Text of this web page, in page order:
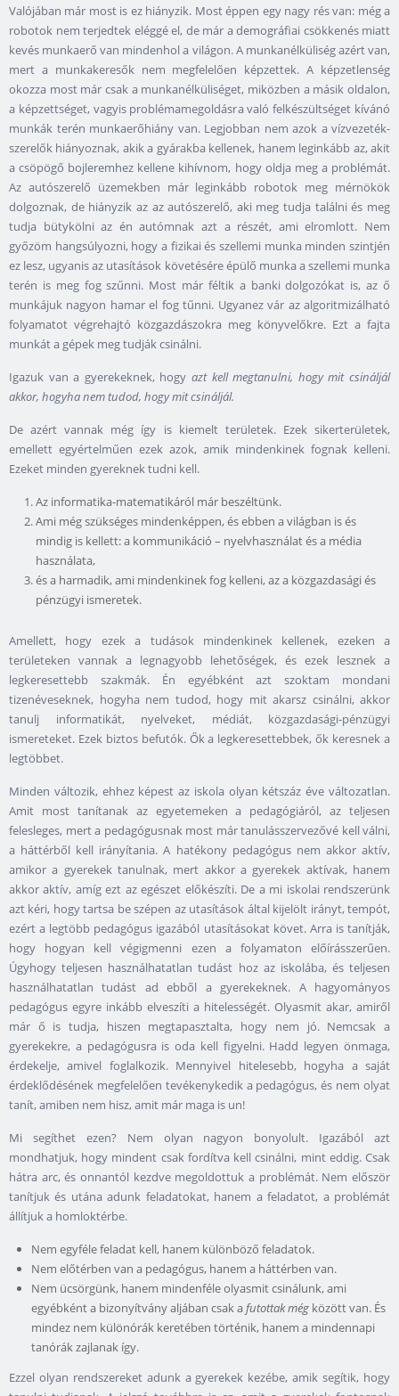
Valójában már most is ez hiányzik. Most éppen egy nagy rés van: még a
robotok nem terjedtek eléggé el, de már a demográfiai csökkenés miatt
kevés munkaerő van mindenhol a világon. A munkanélküliség azért van,
mert a munkakeresők nem megfelelően képzettek. A képzetlenség
okozza most már csak a munkanélküliséget, miközben a másik oldalon,
a képzettséget, vagyis problémamegoldásra való felkészültséget kívánó
munkák terén munkaerőhiány van. Legjobban nem azok a vízvezeték-
szerelők hiányoznak, akik a gyárakba kellenek, hanem leginkább az, akit
a csöpögő bojleremhez kellene kihívnom, hogy oldja meg a problémát.
Az autószerelő üzemekben már leginkább robotok meg mérnökök
dolgoznak, de hiányzik az az autószerelő, aki meg tudja találni és meg
tudja bütykölni az én autómnak azt a részét, ami elromlott. Nem
győzöm hangsúlyozni, hogy a fizikai és szellemi munka minden szintjén
ez lesz, ugyanis az utasítások követésére épülő munka a szellemi munka
terén is meg fog szűnni. Most már féltik a banki dolgozókat is, az ő
munkájuk nagyon hamar el fog tűnni. Ugyanez vár az algoritmizálható
folyamatot végrehajtó közgazdászokra meg könyvelőkre. Ezt a fajta
munkát a gépek meg tudják csinálni.
Igazuk van a gyerekeknek, hogy azt kell megtanulni, hogy mit csináljál
akkor, hogyha nem tudod, hogy mit csináljál.
De azért vannak még így is kiemelt területek. Ezek sikerterületek,
emellett egyértelműen ezek azok, amik mindenkinek fognak kelleni.
Ezeket minden gyereknek tudni kell.
Az informatika-matematikáról már beszéltünk.
Ami még szükséges mindenképpen, és ebben a világban is és
mindig is kellett: a kommunikáció – nyelvhasználat és a média
használata,
és a harmadik, ami mindenkinek fog kelleni, az a közgazdasági és
pénzügyi ismeretek.
Amellett, hogy ezek a tudások mindenkinek kellenek, ezeken a
területeken vannak a legnagyobb lehetőségek, és ezek lesznek a
legkeresettebb szakmák. Én egyébként azt szoktam mondani
tizenéveseknek, hogyha nem tudod, hogy mit akarsz csinálni, akkor
tanulj informatikát, nyelveket, médiát, közgazdasági-pénzügyi
ismereteket. Ezek biztos befutók. Ők a legkeresettebbek, ők keresnek a
legtöbbet.
Minden változik, ehhez képest az iskola olyan kétszáz éve változatlan.
Amit most tanítanak az egyetemeken a pedagógiáról, az teljesen
felesleges, mert a pedagógusnak most már tanulásszervezővé kell válni,
a háttérből kell irányítania. A hatékony pedagógus nem akkor aktív,
amikor a gyerekek tanulnak, mert akkor a gyerekek aktívak, hanem
akkor aktív, amíg ezt az egészet előkészíti. De a mi iskolai rendszerünk
azt kéri, hogy tartsa be szépen az utasítások által kijelölt irányt, tempót,
ezért a legtöbb pedagógus igazából utasításokat követ. Arra is tanítják,
hogy hogyan kell végigmenni ezen a folyamaton előírásszerűen.
Úgyhogy teljesen használhatatlan tudást hoz az iskolába, és teljesen
használhatatlan tudást ad ebből a gyerekeknek. A hagyományos
pedagógus egyre inkább elveszíti a hitelességét. Olyasmit akar, amiről
már ő is tudja, hiszen megtapasztalta, hogy nem jó. Nemcsak a
gyerekekre, a pedagógusra is oda kell figyelni. Hadd legyen önmaga,
érdekelje, amivel foglalkozik. Mennyivel hitelesebb, hogyha a saját
érdeklődésének megfelelően tevékenykedik a pedagógus, és nem olyat
tanít, amiben nem hisz, amit már maga is un!
Mi segíthet ezen? Nem olyan nagyon bonyolult. Igazából azt
mondhatjuk, hogy mindent csak fordítva kell csinálni, mint eddig. Csak
hátra arc, és onnantól kezdve megoldottuk a problémát. Nem először
tanítjuk és utána adunk feladatokat, hanem a feladatot, a problémát
állítjuk a homloktérbe.
Nem egyféle feladat kell, hanem különböző feladatok.
Nem előtérben van a pedagógus, hanem a háttérben van.
Nem ücsörgünk, hanem mindenféle olyasmit csinálunk, ami
egyébként a bizonyítvány aljában csak afutottak még között van. És
mindez nem különórák keretében történik, hanem a mindennapi
tanórák zajlanak így.
Ezzel olyan rendszereket adunk a gyerekek kezébe, amik segítik, hogy